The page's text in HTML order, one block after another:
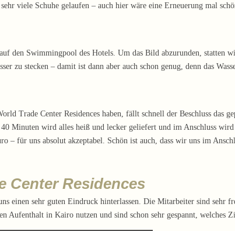
viele Schuhe gelaufen – auch hier wäre eine Erneuerung mal
den Swimmingpool des Hotels. Um das Bild abzurunden, statten
zu stecken – damit ist dann aber auch schon genug, denn das
Trade Center Residences haben, fällt schnell der Beschluss das
Minuten wird alles heiß und lecker geliefert und im Anschluss
für uns absolut akzeptabel. Schön ist auch, dass wir uns im
Center Residences
einen sehr guten Eindruck hinterlassen. Die Mitarbeiter sind sehr
in Kairo nutzen und sind schon sehr gespannt, welches